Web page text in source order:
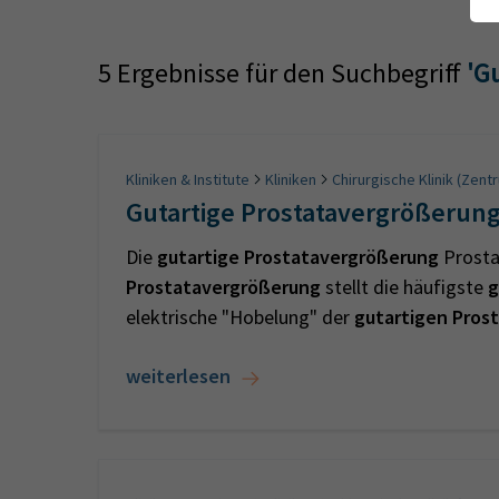
5 Ergebnisse für den Suchbegriff
Kliniken & Institute Kliniken Chirurgische Klinik
Gutartige Prostatavergrößerung
Die gutartige Prostatavergrößerung
Prostatavergrößerung stellt die häufigste
elektrische "Hobelung" der gutartigen
weiterlesen